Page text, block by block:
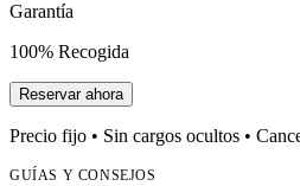
Garantía
100% Recogida
Reservar ahora
Precio fijo • Sin cargos ocultos •
GUÍAS Y CONSEJOS